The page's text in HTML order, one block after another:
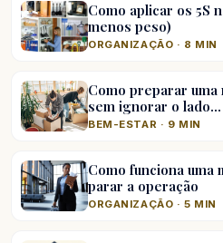
Como aplicar os 5S
menos peso)
ORGANIZAÇÃO · 8 MIN
Como preparar
sem ignorar o lado…
BEM-ESTAR · 9 MIN
Como funciona uma
parar a operação
ORGANIZAÇÃO · 5 MIN